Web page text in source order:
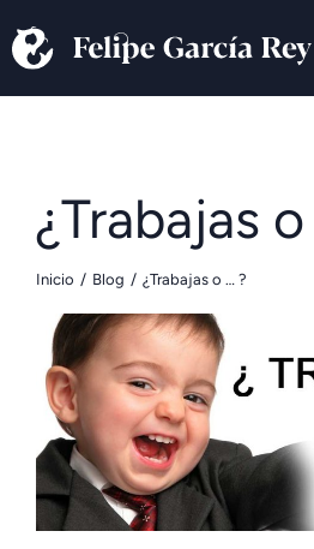
¿Trabajas
Estás aquí:
Inicio Blog ¿Trabajas o … ?